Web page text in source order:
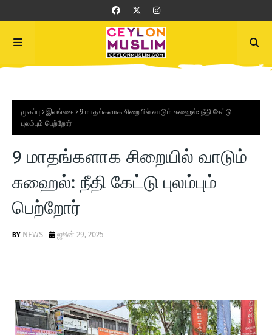
முகப்பு இலங்கை
9 மாதங்களாக சிறையில் வாடும் சுஹைல்: நீதி கேட்டு
புலம்பும் பெற்றோர்
9 மாதங்களாக சிறையில் வாடும்
சுஹைல்: நீதி கேட்டு புலம்பும்
பெற்றோர்
NEWS ஜூன் 29, 2025